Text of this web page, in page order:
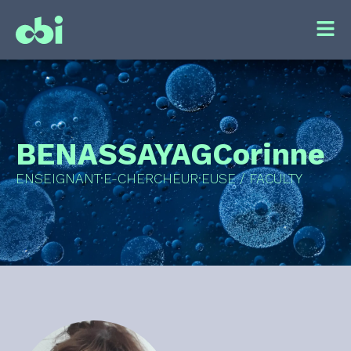
BENASSAYAGCorinne
ENSEIGNANT·E-CHERCHEUR·EUSE / FACULTY